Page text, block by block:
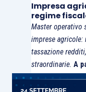
Impresa
regime
Master operativo
imprese agricole:
tassazione
straordinarie. A